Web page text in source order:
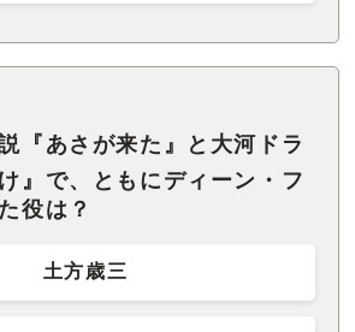
『あさが来た』と大河ドラ
け』で、ともにディーン・フ
役は？
土方歳三